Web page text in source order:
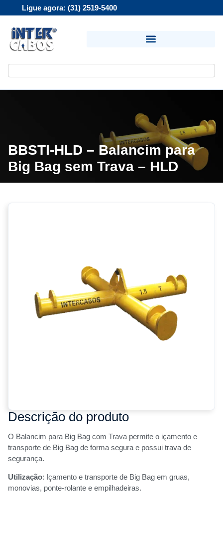
Ligue agora: (31) 2519-5400
BBSTI-HLD – Balancim para
Big Bag sem Trava – HLD
Descrição do produto
O Balancim para Big Bag com Trava permite o içamento e
transporte de Big Bag de forma segura e possui trava de
segurança.
Utilização: Içamento e transporte de Big Bag em gruas,
monovias, ponte-rolante e empilhadeiras.